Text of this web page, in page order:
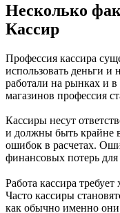
Несколько
Кассир
Профессия кассира
использовать деньги и
работали на рынках и в
магазинов профессия
Кассиры несут
и должны быть крайне
ошибок в расчетах.
финансовых потерь для
Работа кассира
Часто кассиры
как обычно именно